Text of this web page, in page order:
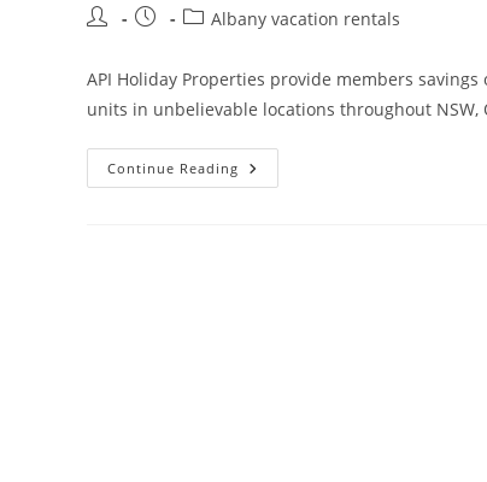
Post
Post
PostAlbany vacation rentals
API Holiday Properties provide members
units in unbelievable locations throughout NSW,
Continue Reading Albany
Holiday